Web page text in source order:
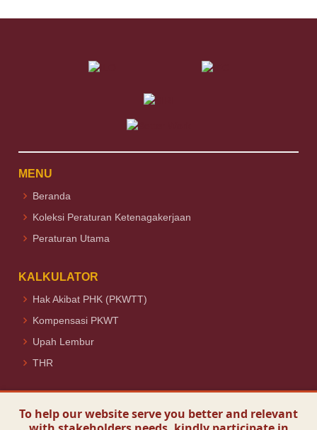
To help our website serve you better and relevant
MENU
Beranda
Koleksi Peraturan Ketenagakerjaan
Peraturan Utama
KALKULATOR
Hak Akibat PHK (PKWTT)
Kompensasi PKWT
Upah Lembur
THR